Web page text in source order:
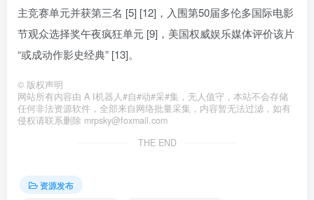
主竞赛单元并获第三名 [5] [12]，入围第50届多伦多国际电影
节观众选择奖午夜疯狂单元 [9]，美国权威娱乐媒体评价该片
“或成动作影史经典” [13]。
© 版权声明
网站所有内容由 A I机器人#自#动#采#集，无人值守，本站不会存储
任何非法资源软件，全部来自网络批量采集，内容暂无法过滤，如有
侵权请联系删除 mrpsky@foxmail.com
THE END
资源发布